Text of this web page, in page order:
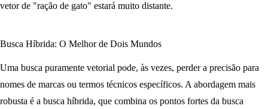
vetor de "ração de gato" estará muito distante.
Busca Híbrida: O Melhor de Dois Mundos
Uma busca puramente vetorial pode, às vezes, perder a precisão para
nomes de marcas ou termos técnicos específicos. A abordagem mais
robusta é a busca híbrida, que combina os pontos fortes da busca